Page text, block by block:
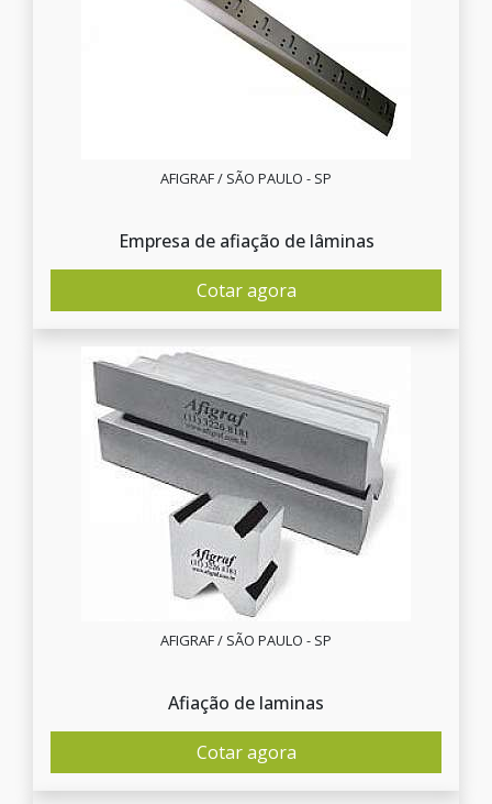
AFIGRAF / SÃO PAULO - SP
Empresa de afiação de lâminas
Cotar agora
AFIGRAF / SÃO PAULO - SP
Afiação de laminas
Cotar agora